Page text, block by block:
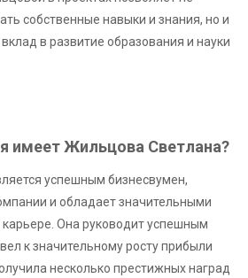
собственные навыки и знания, но и
в развитие образования и науки
имеет Жильцова Светлана?
успешным бизнесвумен,
и обладает значительными
Она руководит успешным
к значительному росту прибыли
несколько престижных наград